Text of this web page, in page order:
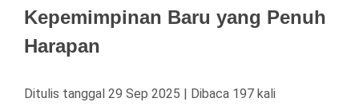
Kepemimpinan Baru yang Penuh
Harapan
Ditulis tanggal 29 Sep 2025 | Dibaca 197 kali